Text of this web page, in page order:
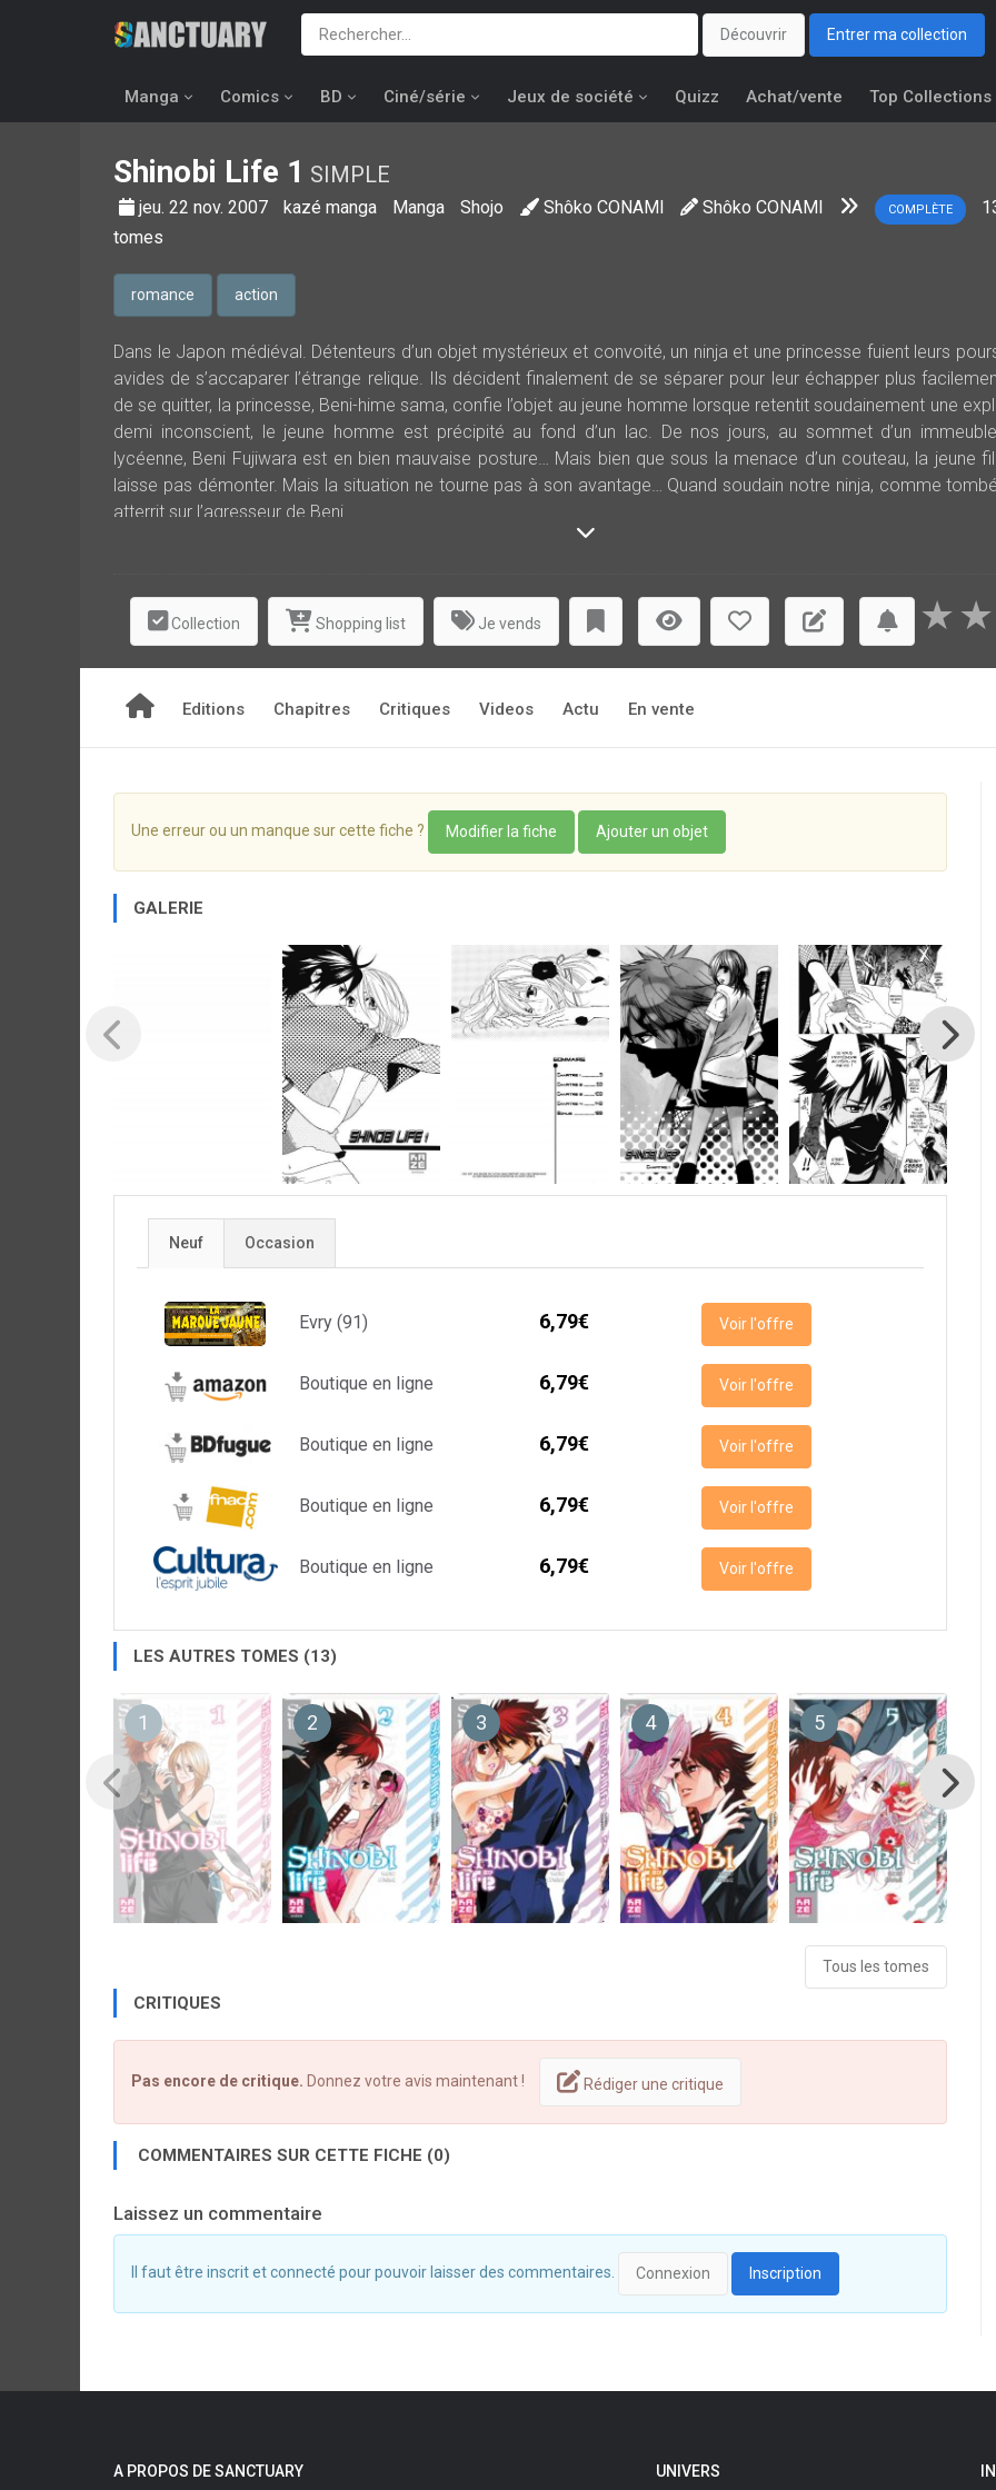
Découvrir Entrer ma collection
Manga Comics BD Ciné/série Jeux de société Quizz Achat/vente Top Collections
Shinobi Life 1 SIMPLE
jeu. 22 nov. 2007 kazé manga Manga Shojo Shôko CONAMI Shôko CONAMI COMPLÈTE
tomes
romance action
Dans le Japon médiéval. Détenteurs d’un objet mystérieux et convoité, un ninja et une princesse fuient leurs
avides de s’accaparer l’étrange relique. Ils décident finalement de se séparer pour leur échapper plus
de se quitter, la princesse, Beni-hime sama, confie l’objet au jeune homme lorsque retentit soudainement une
demi inconscient, le jeune homme est précipité au fond d’un lac. De nos jours, au sommet d’un
lycéenne, Beni Fujiwara est en bien mauvaise posture… Mais bien que sous la menace d’un couteau, la jeune
laisse pas démonter. Mais la situation ne tourne pas à son avantage… Quand soudain notre ninja, comme
atterrit sur l’agresseur de Beni…
Collection Shopping list Je vends ★
★
Editions Chapitres Critiques Videos Actu En vente
Une erreur ou un manque sur cette fiche ? Modifier la fiche Ajouter un objet
GALERIE
Neuf Occasion
Evry (91) 6,79€ Voir l'offre
Boutique en ligne 6,79€ Voir l'offre
Boutique en ligne 6,79€ Voir l'offre
Boutique en ligne 6,79€ Voir l'offre
Boutique en ligne 6,79€ Voir l'offre
LES AUTRES TOMES (13)
1 2 3 4 5
Tous les tomes
CRITIQUES
Pas encore de critique. Donnez votre avis maintenant ! Rédiger une critique
COMMENTAIRES SUR CETTE FICHE (0)
Laissez un commentaire
Il faut être inscrit et connecté pour pouvoir laisser des commentaires. Connexion Inscription
A PROPOS DE SANCTUARY UNIVERS